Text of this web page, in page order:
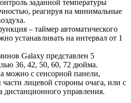
заданной температуры
реагируя на минимальные
– таймер автоматического
устанавливать на интервал от 1
Galaxy представлен 5
36, 42, 50, 60, 72 дюйма.
можно с сенсорной панели,
лицевой стороны очага, или с
управления.